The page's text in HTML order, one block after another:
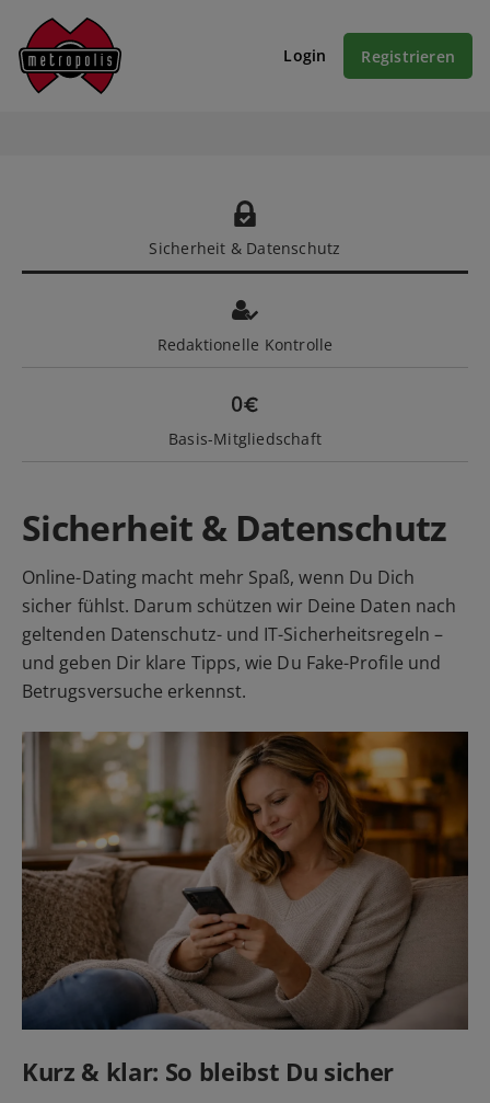
Login Registrieren
Sicherheit & Datenschutz
Redaktionelle Kontrolle
Basis-Mitgliedschaft
Sicherheit & Datenschutz
Online-Dating macht mehr Spaß, wenn Du Dich
sicher fühlst. Darum schützen wir Deine Daten nach
geltenden Datenschutz- und IT-Sicherheitsregeln –
und geben Dir klare Tipps, wie Du Fake-Profile und
Betrugsversuche erkennst.
Kurz & klar: So bleibst Du sicher